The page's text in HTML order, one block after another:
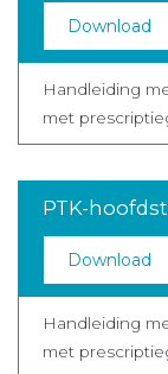
Download
Handleiding
met
PTK-
Download
Handleiding
met